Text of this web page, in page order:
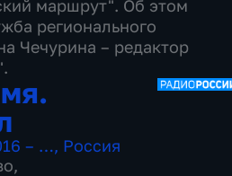
маршрут". Об этом
регионального
Чечурина – редактор
– …, Россия
,